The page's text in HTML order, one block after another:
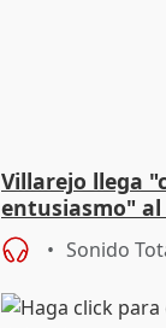
Villarejo llega
entusiasmo"
por el caso
Sonido